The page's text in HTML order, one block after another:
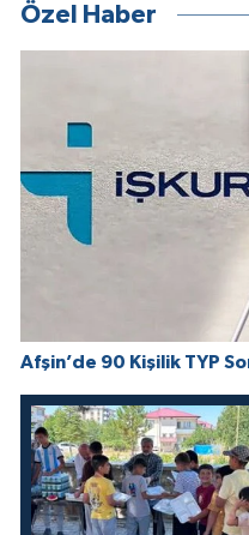
Özel Haber
Afşin’de 90 Kişilik TYP